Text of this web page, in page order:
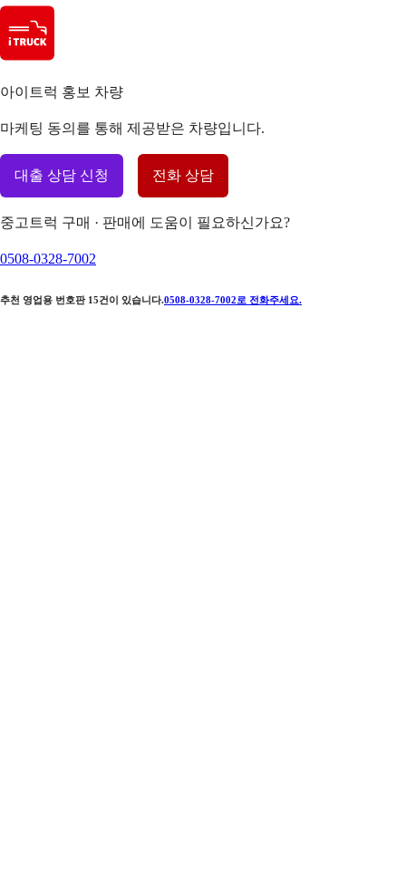
아이트럭 홍보 차량
마케팅 동의를 통해 제공받은 차량입니다.
대출 상담 신청 전화 상담
중고트럭 구매 · 판매에 도움이 필요하신가요?
0508-0328-7002
추천 영업용 번호판 15건이 있습니다.0508-0328-7002 로 전화주세요.